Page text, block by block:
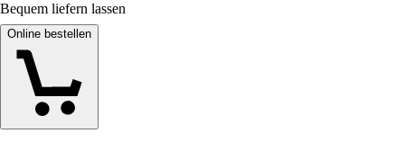
Bequem liefern lassen
Online bestellen